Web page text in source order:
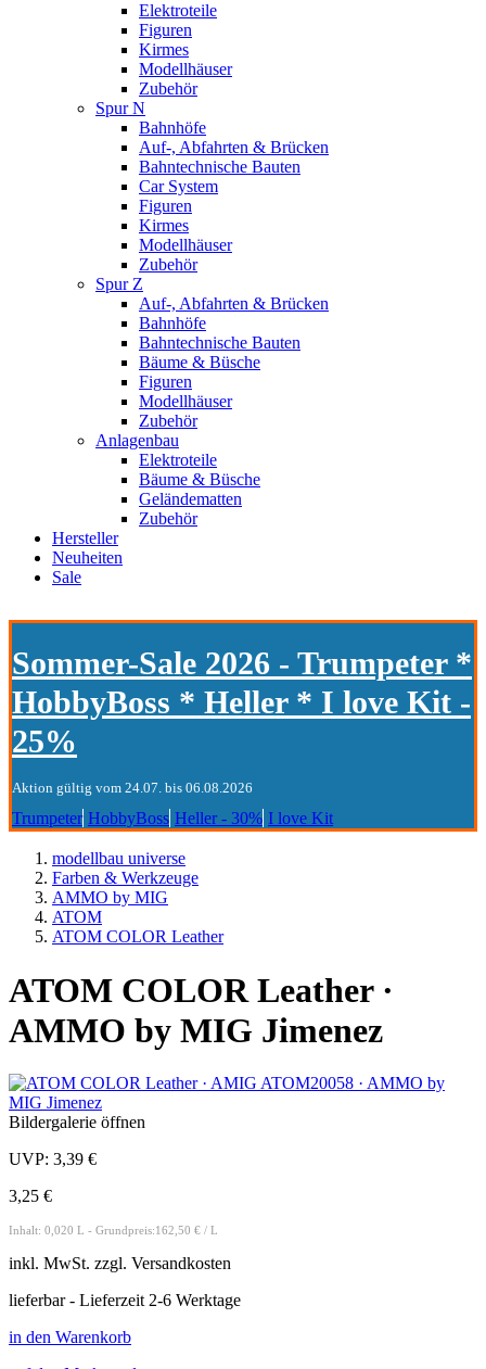
Elektroteile
Figuren
Kirmes
Modellhäuser
Zubehör
Spur N
Bahnhöfe
Auf-, Abfahrten & Brücken
Bahntechnische Bauten
Car System
Figuren
Kirmes
Modellhäuser
Zubehör
Spur Z
Auf-, Abfahrten & Brücken
Bahnhöfe
Bahntechnische Bauten
Bäume & Büsche
Figuren
Modellhäuser
Zubehör
Anlagenbau
Elektroteile
Bäume & Büsche
Geländematten
Zubehör
Hersteller
Neuheiten
Sale
Sommer-Sale 2026 - Trumpeter *
HobbyBoss * Heller * I love Kit -
25%
Aktion gültig vom 24.07. bis 06.08.2026
Trumpeter HobbyBoss Heller - 30% I love Kit
modellbau universe
Farben & Werkzeuge
AMMO by MIG
ATOM
ATOM COLOR Leather
ATOM COLOR Leather ·
AMMO by MIG Jimenez
Bildergalerie öffnen
UVP: 3,39 €
3,25 €
Inhalt: 0,020 L - Grundpreis:162,50 € / L
inkl. MwSt. zzgl. Versandkosten
lieferbar - Lieferzeit 2-6 Werktage
in den Warenkorb